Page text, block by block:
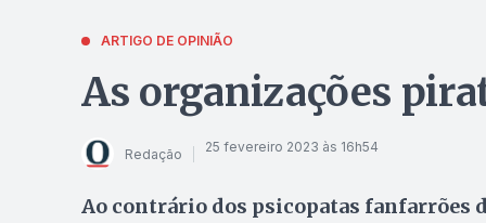
ARTIGO DE OPINIÃO
As organizações
Redação 25 fevereiro 2023 às 16h54
Ao contrário dos psicopatas fanfarrões